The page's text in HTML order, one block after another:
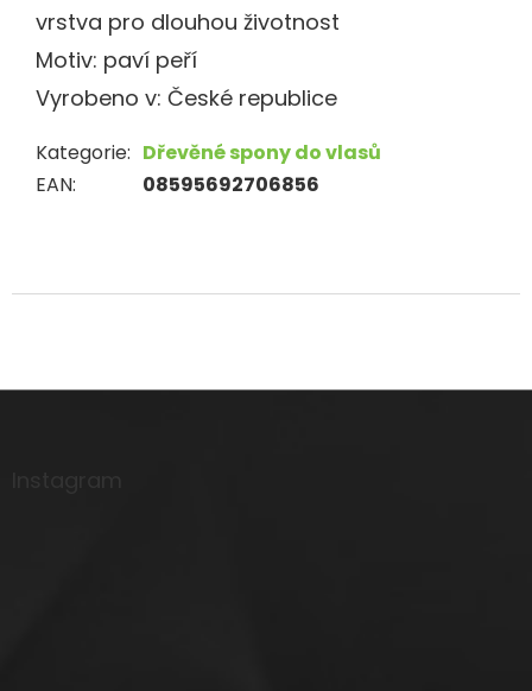
vrstva pro dlouhou životnost
Motiv: paví peří
Vyrobeno v: České republice
Kategorie: Dřevěné spony do vlasů
EAN: 08595692706856
Z